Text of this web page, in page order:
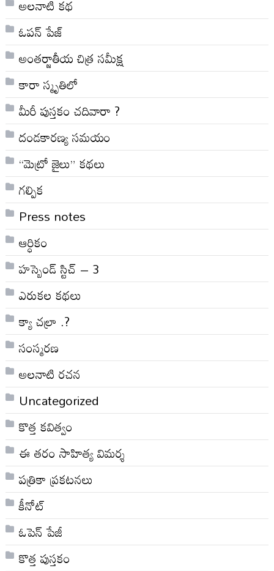
అల‌నాటి క‌థ‌
ఓపన్ పేజ్
అంతర్జాతీయ చిత్ర సమీక్ష
కారా స్మృతిలో
మీరీ పుస్తకం చదివారా ?
దండకారణ్య సమయం
“మెట్రో జైలు” కథలు
గల్పిక
Press notes
ఆర్ధికం
హస్బెండ్ స్టిచ్ – 3
ఎరుకల కథలు
క్యా చల్రా .?
సంస్మరణ
అలనాటి రచన
Uncategorized
కొత్త కవిత్వం
ఈ తరం సాహిత్య విమర్శ
పత్రికా ప్రకటనలు
కీనోట్
ఓపెన్ పేజీ
కొత్త పుస్తకం